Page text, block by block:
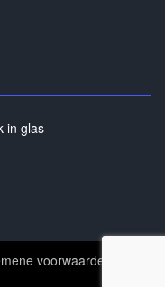
in glas
voorwaarden